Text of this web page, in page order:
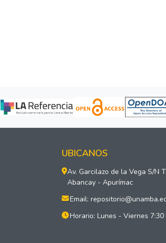
UBICANOS
Av. Garcilazo de la Vega S/N
Abancay - Apurímac
Email:
Horario: Lunes - Viernes 7:30